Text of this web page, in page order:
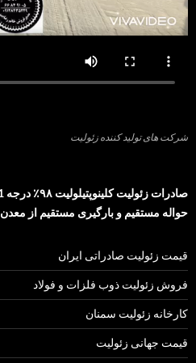
شرکت های تولید کننده زئولیت
حواله مستقیم و بارگیری مستقیم از معدن
قیمت زئولیت صادراتی ایران
فروش زئولیت ذوب فلزات و فولاد
کارخانه زئولیت سمنان
قیمت جهانی زئولیت